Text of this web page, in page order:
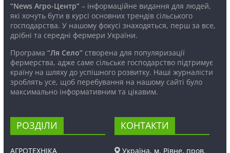
“News Агро-Центр”– інформаційне видання для людей,
які хочуть бути в курсі основних трендів сільського
господарства. У нашому фокусі знаходяться, перш за все,
дрібні та середні фермери України.
Програма “Ля Село”створена для популяризації
фермерства, адже саме сільське господарство підтримує
країну на шляху до успішного розвитку. Наші журналісти
зроблять усе, щоб перебування на нашому сайті було
максимально інформативним та цікавим.
РОЗДІЛИ
АГРОТЕХНІКА
КОНТАКТИ
Україна, м. Рівне, пров.